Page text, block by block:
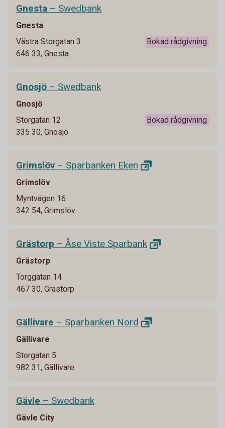
Gnesta – Swedbank
Gnesta
Västra Storgatan 3
646 33, Gnesta
Bokad rådgivning
Gnosjö – Swedbank
Gnosjö
Storgatan 12
335 30, Gnosjö
Bokad rådgivning
Grimslöv – Sparbanken Eken
Grimslöv
Myntvägen 16
342 54, Grimslöv
Grästorp – Åse Viste Sparbank
Grästorp
Torggatan 14
467 30, Grästorp
Gällivare – Sparbanken Nord
Gällivare
Storgatan 5
982 31, Gällivare
Gävle – Swedbank
Gävle City